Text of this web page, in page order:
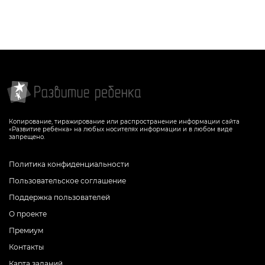
Копирование, тиражирование или распространение информации сайта
«Развитие ребенка» на любых носителях информации и в любом виде
запрещено.
Политика конфиденциальности
Пользовательское соглашение
Поддержка пользователей
О проекте
Премиум
Контакты